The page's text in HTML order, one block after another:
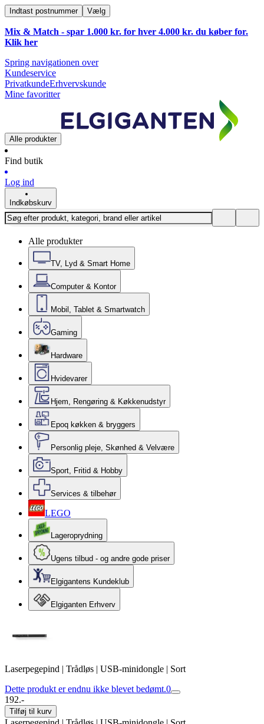
Indtast postnummer Vælg
Mix & Match - spar 1.000 kr. for hver 4.000 kr. du køber for.
Klik her
Spring navigationen over
Kundeservice
PrivatkundeErhvervskunde
Mine favoritter
Alle produkter
Find butik
Log ind
Indkøbskurv
Alle produkter
TV, Lyd & Smart Home
Computer & Kontor
Mobil, Tablet & Smartwatch
Gaming
Hardware
Hvidevarer
Hjem, Rengøring & Køkkenudstyr
Epoq køkken & bryggers
Personlig pleje, Skønhed & Velvære
Sport, Fritid & Hobby
Services & tilbehør
LEGO
Lageroprydning
Ugens tilbud - og andre gode priser
Elgigantens Kundeklub
Elgiganten Erhverv
Laserpegepind | Trådløs | USB-minidongle | Sort
Dette produkt er endnu ikke blevet bedømt.0
192.-
Tilføj til kurv